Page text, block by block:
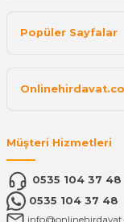
Popüler Sayfalar
Müşteri Hizmetleri
0535 104 37 48
0535 104 37 48